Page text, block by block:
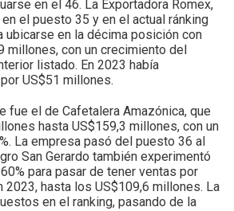
en el 46. La Exportadora Romex,
el puesto 35 y en el actual ránking
ubicarse en la décima posición con
millones, con un crecimiento del
listado. En 2023 había
US$51 millones.
fue el de Cafetalera Amazónica, que
hasta US$159,3 millones, con un
La empresa pasó del puesto 36 al
San Gerardo también experimentó
para pasar de tener ventas por
2023, hasta los US$109,6 millones. La
en el ranking, pasando de la